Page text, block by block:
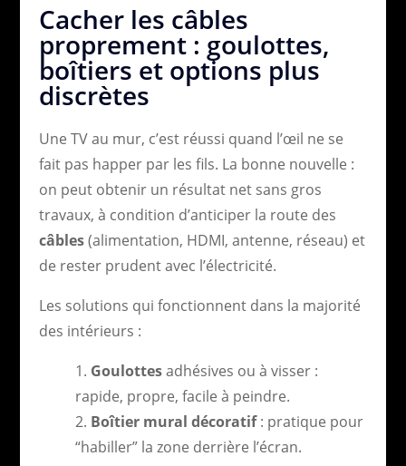
Cacher les câbles
proprement : goulottes,
boîtiers et options plus
discrètes
Une TV au mur, c’est réussi quand l’œil ne se
fait pas happer par les fils. La bonne nouvelle :
on peut obtenir un résultat net sans gros
travaux, à condition d’anticiper la route des
câbles(alimentation, HDMI, antenne, réseau) et
de rester prudent avec l’électricité.
Les solutions qui fonctionnent dans la majorité
des intérieurs :
Goulottesadhésives ou à visser :
rapide, propre, facile à peindre.
Boîtier mural décoratif: pratique pour
“habiller” la zone derrière l’écran.